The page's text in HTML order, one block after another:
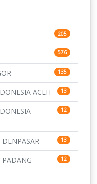
205
576
135
ACEH 13
12
13
12